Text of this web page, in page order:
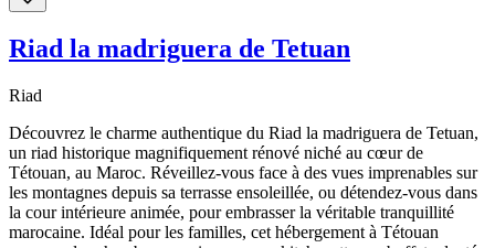
Riad la madriguera de Tetuan
Riad
Découvrez le charme authentique du Riad la madriguera de Tetuan,
un riad historique magnifiquement rénové niché au cœur de
Tétouan, au Maroc. Réveillez-vous face à des vues imprenables sur
les montagnes depuis sa terrasse ensoleillée, ou détendez-vous dans
la cour intérieure animée, pour embrasser la véritable tranquillité
marocaine. Idéal pour les familles, cet hébergement à Tétouan